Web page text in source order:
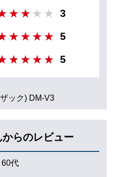
3
5
5
ック) DM-V3
からのレビュー
60代